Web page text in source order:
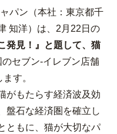
パン（本社：東京都千
知洋）は、2月22日の
発見！』と題して、猫
のセブン‐イレブン店舗
す。
がもたらす経済波及効
盤石な経済圏を確立し
ともに、猫が大切なパ